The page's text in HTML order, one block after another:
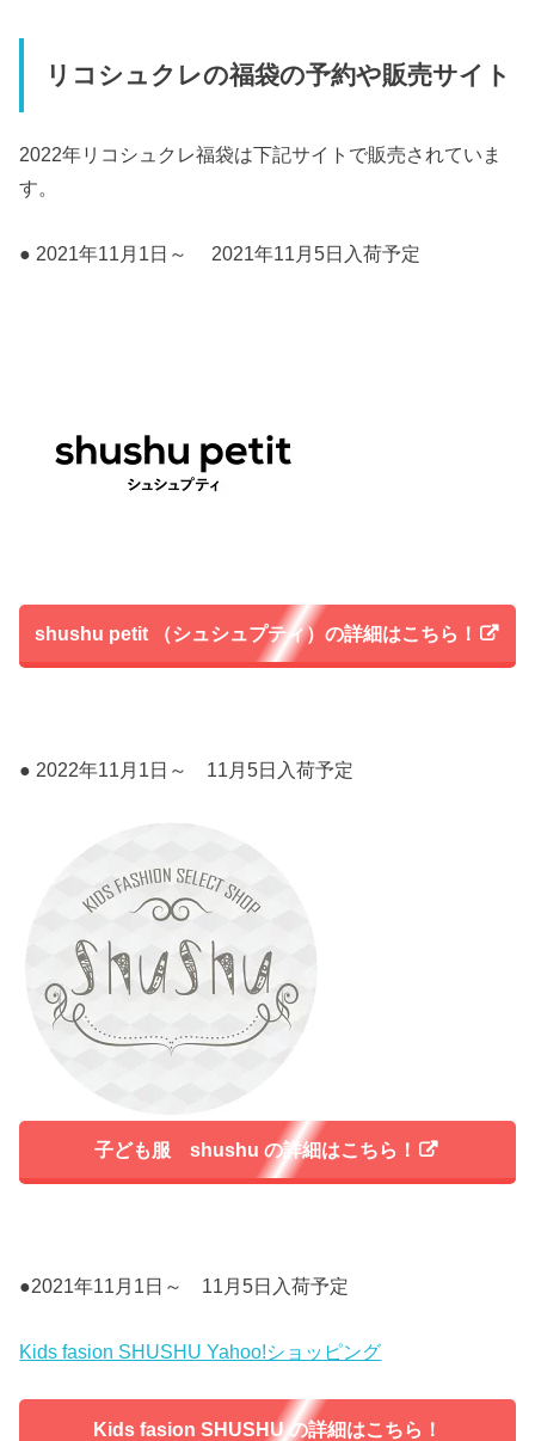
リコシュクレの福袋の予約や販売サイト
2022年リコシュクレ福袋は下記サイトで販売されていま
す。
● 2021年11月1日～ 2021年11月5日入荷予定
shushu petit （シュシュプティ）の詳細はこちら！
● 2022年11月1日～ 11月5日入荷予定
子ども服 shushu の詳細はこちら！
●2021年11月1日～ 11月5日入荷予定
Kids fasion SHUSHU Yahoo!ショッピング
Kids fasion SHUSHU の詳細はこちら！